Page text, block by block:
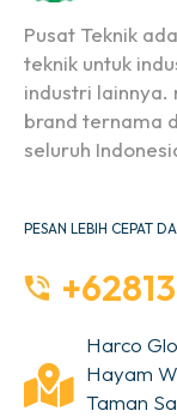
Pusat Teknik
teknik untuk
industri
brand ternama
seluruh
PESAN LEBIH CEPAT
Harco
Hayam
Taman